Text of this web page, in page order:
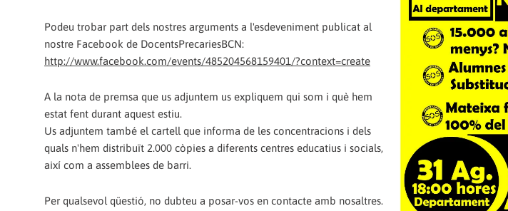
Podeu trobar part dels nostres arguments a l'esdeveniment publicat al
nostre Facebook de DocentsPrecariesBCN:
http://www.facebook.com/events/485204568159401/?context=create
A la nota de premsa que us adjuntem us expliquem qui som i què hem
estat fent durant aquest estiu.
Us adjuntem també el cartell que informa de les concentracions i dels
quals n'hem distribuït 2.000 còpies a diferents centres educatius i socials,
així com a assemblees de barri.
Per qualsevol qüestió, no dubteu a posar-vos en contacte amb nosaltres.